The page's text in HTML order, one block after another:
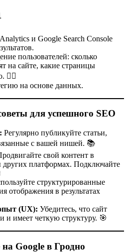
и Google Search Console
пользователей: сколько
на сайте, какие страницы
🕵️‍♂️
на основе данных.
для успешного SEO
Регулярно публикуйте статьи,
с вашей нишей. 📚
свой контент в
других платформах. Подключайте
структурированные
отображения в результатах
(UX): Убедитесь, что сайт
и имеет четкую структуру. 🎯
Google в Гродно